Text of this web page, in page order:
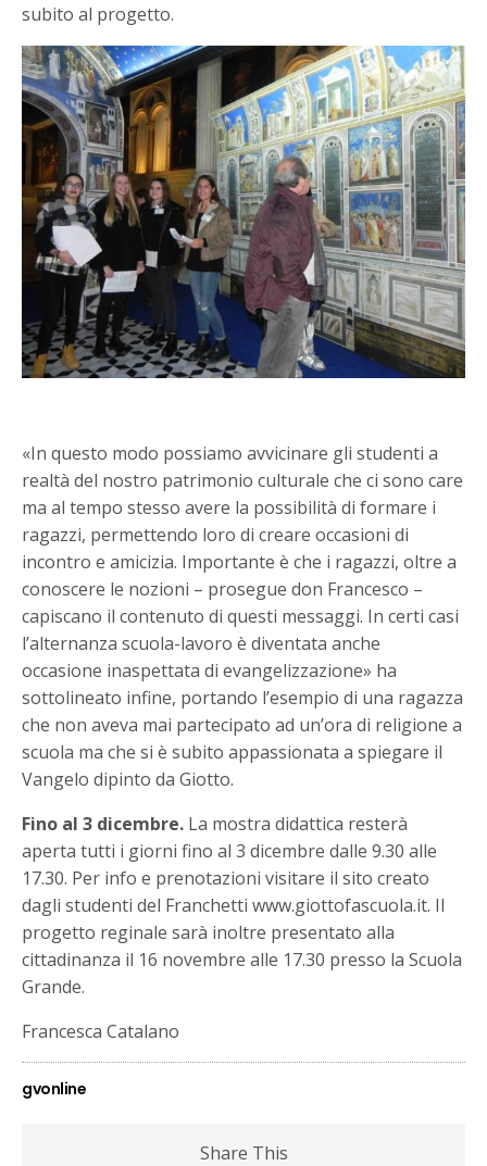
subito al progetto.
«In questo modo possiamo avvicinare gli studenti a
realtà del nostro patrimonio culturale che ci sono care
ma al tempo stesso avere la possibilità di formare i
ragazzi, permettendo loro di creare occasioni di
incontro e amicizia. Importante è che i ragazzi, oltre a
conoscere le nozioni – prosegue don Francesco –
capiscano il contenuto di questi messaggi. In certi casi
l’alternanza scuola-lavoro è diventata anche
occasione inaspettata di evangelizzazione» ha
sottolineato infine, portando l’esempio di una ragazza
che non aveva mai partecipato ad un’ora di religione a
scuola ma che si è subito appassionata a spiegare il
Vangelo dipinto da Giotto.
Fino al 3 dicembre. La mostra didattica resterà
aperta tutti i giorni fino al 3 dicembre dalle 9.30 alle
17.30. Per info e prenotazioni visitare il sito creato
dagli studenti del Franchetti www.giottofascuola.it. Il
progetto reginale sarà inoltre presentato alla
cittadinanza il 16 novembre alle 17.30 presso la Scuola
Grande.
Francesca Catalano
gvonline
Share This